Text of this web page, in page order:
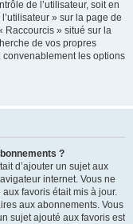
de l’utilisateur, soit en
» sur la page de
Raccourcis » situé sur la
de vos propres
les options
?
d’ajouter un sujet aux
internet. Vous ne
favoris était mis à jour.
aux abonnements. Vous
sujet ajouté aux favoris est